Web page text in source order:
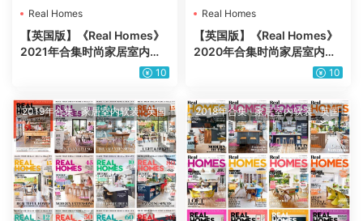
Real Homes
【英国版】《Real Homes》
2021年合集时尚家居室内改
造装修布局设计方案规划建议
10
Real Homes
【英国版】《Real Homes》
2020年合集时尚家居室内改
造装修布局设计方案规划建议
10
2019年合集·家居室内软装·英国 2018年合集·家居室内软装·英国